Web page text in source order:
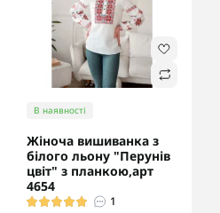
В наявності
Жіноча вишиванка з
білого льону "Перунів
цвіт" з планкою,арт
4654
1